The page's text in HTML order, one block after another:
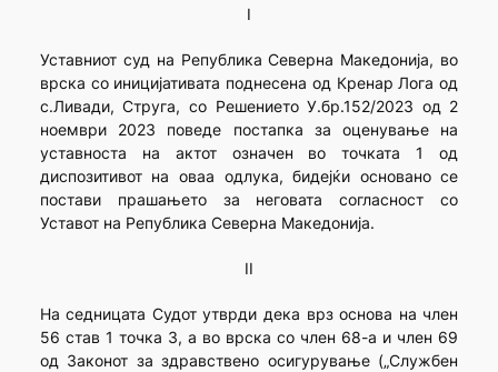
I
Уставниот суд на Република Северна Македонија, во
врска со иницијативата поднесена од Кренар Лога од
с.Ливади, Струга, со Решението У.бр.152/2023 од 2
ноември 2023 поведе постапка за оценување на
уставноста на актот означен во точката 1 од
диспозитивот на оваа одлука, бидејќи основано се
постави прашањето за неговата согласност со
Уставот на Република Северна Македонија.
II
На седницата Судот утврди дека врз основа на член
56 став 1 точка 3, а во врска со член 68-а и член 69
од Законот за здравствено осигурување („Службен